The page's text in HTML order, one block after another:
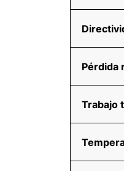
Pérdida
Trabajo